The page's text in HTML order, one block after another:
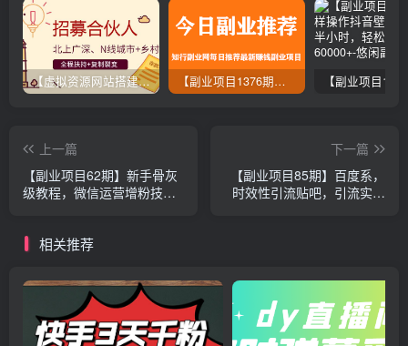
【虚拟资源网站搭建服务】加盟本站系统，做一个和本站一样的独立网站，躺赚的项目 【副业项目1376期】龟课最新闲鱼项目玩法实战教程_全新升级月收益几千到几万
上一篇
【副业项目62期】新手骨灰
级教程，微信运营增粉技术
下一篇
【副业项目85期】百度系，
时效性引流贴吧，引流实操
相关推荐